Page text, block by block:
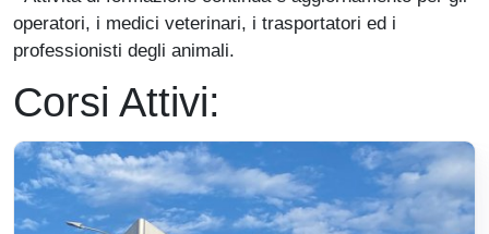
operatori, i medici veterinari, i trasportatori ed i
professionisti degli animali.
Corsi Attivi:
Immagine